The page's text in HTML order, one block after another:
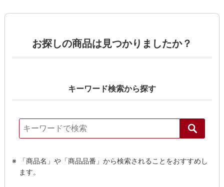
お探しの商品は見つかりましたか？
キーワード検索から探す
「商品名」や「商品品番」から検索されることをおすすめし
ます。